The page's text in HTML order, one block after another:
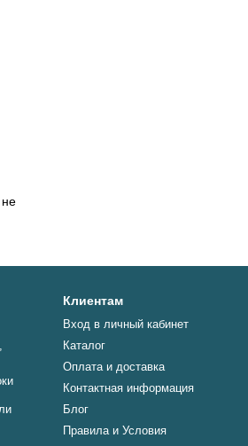
Клиентам
Вход в личный кабинет
Каталог
Оплата и доставка
Контактная информация
Блог
Правила и Условия